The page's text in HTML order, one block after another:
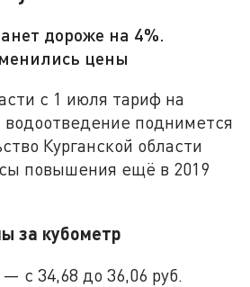
дороже на 4%.
цены
с 1 июля тариф на
поднимется
Курганской области
повышения ещё в 2019
за кубометр
с 34,68 до 36,06 руб.